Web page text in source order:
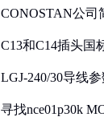
CONOSTAN公司
C13和C14插头国
LGJ-240/30导线
寻找nce01p30k